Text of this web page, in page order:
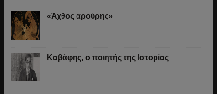
«Άχθος αρούρης»
Καβάφης, ο ποιητής της Ιστορίας